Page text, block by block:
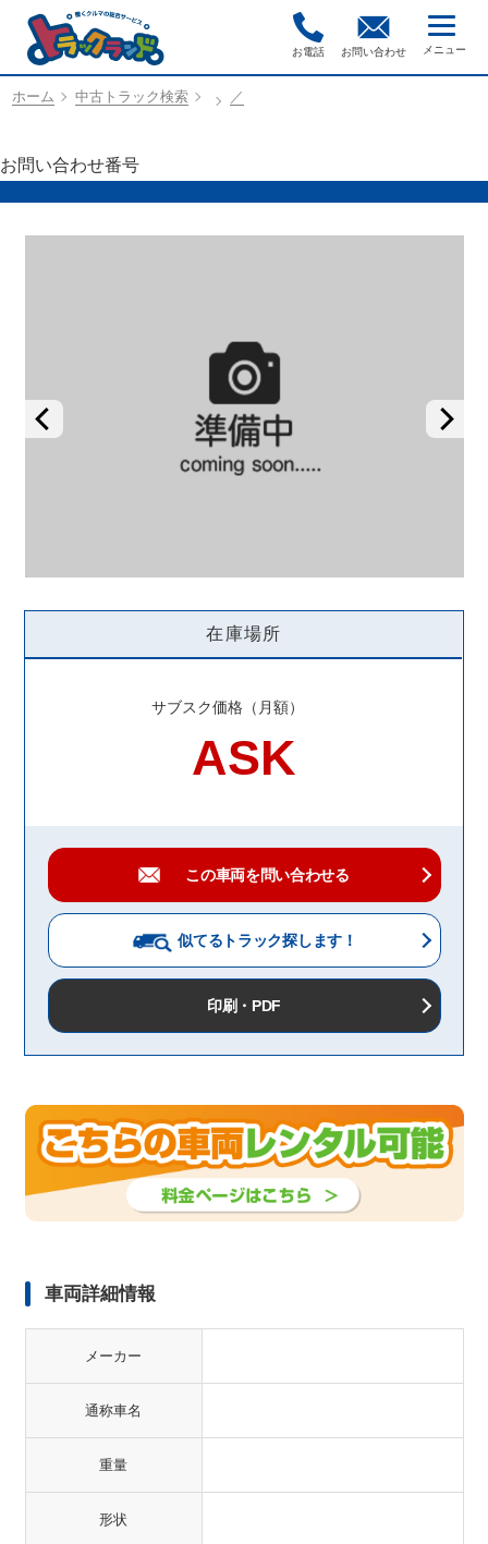
お電話 お問い合わせ
ホーム 中古トラック検索 ／
お問い合わせ番号
在庫場所
サブスク価格（月額）
ASK
この車両を問い合わせる
似てるトラック探します！
印刷・PDF
車両詳細情報
メーカー
通称車名
重量
形状